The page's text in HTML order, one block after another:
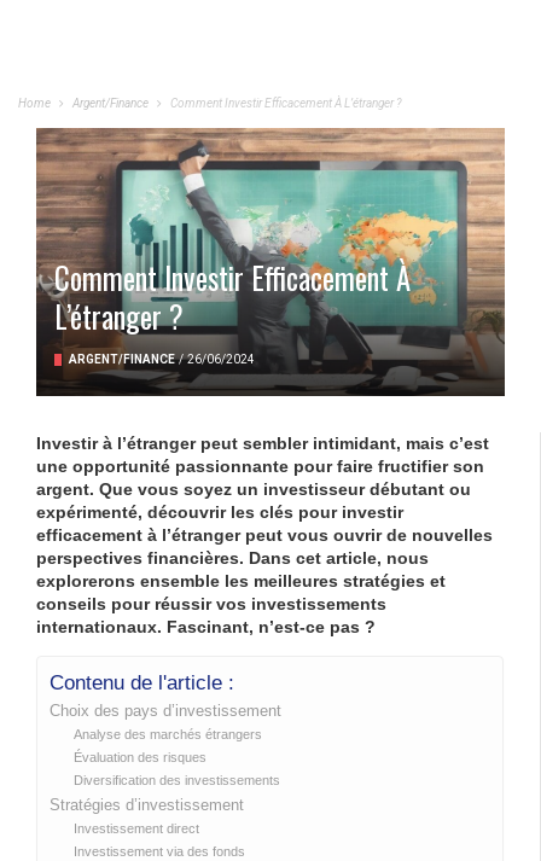
Home Argent/Finance Comment Investir Efficacement À L’étranger ?
Comment Investir Efficacement À
L’étranger ?
ARGENT/FINANCE / 26/06/2024
Investir à l’étranger peut sembler intimidant, mais c’est
une opportunité passionnante pour faire fructifier son
argent. Que vous soyez un investisseur débutant ou
expérimenté, découvrir les clés pour investir
efficacement à l’étranger peut vous ouvrir de nouvelles
perspectives financières. Dans cet article, nous
explorerons ensemble les meilleures stratégies et
conseils pour réussir vos investissements
internationaux. Fascinant, n’est-ce pas ?
Contenu de l'article :
Choix des pays d’investissement
Analyse des marchés étrangers
Évaluation des risques
Diversification des investissements
Stratégies d’investissement
Investissement direct
Investissement via des fonds